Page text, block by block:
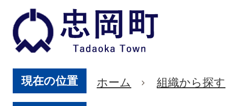
現在の位置 ホーム 組織から探す